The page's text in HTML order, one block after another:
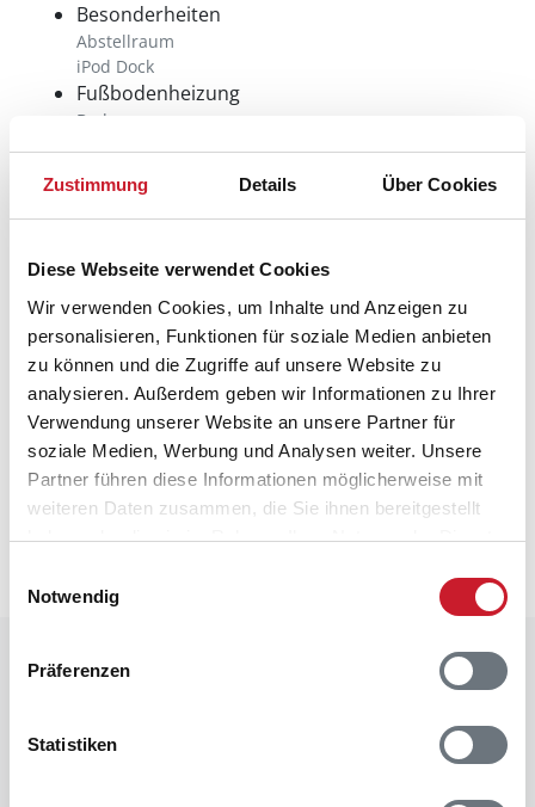
Zustimmung Details Über Cookies
Diese Webseite verwendet Cookies
Wir verwenden Cookies, um Inhalte und Anzeigen zu
personalisieren, Funktionen für soziale Medien anbieten
zu können und die Zugriffe auf unsere Website zu
analysieren. Außerdem geben wir Informationen zu Ihrer
Verwendung unserer Website an unsere Partner für
soziale Medien, Werbung und Analysen weiter. Unsere
Partner führen diese Informationen möglicherweise mit
weiteren Daten zusammen, die Sie ihnen bereitgestellt
haben oder die sie im Rahmen Ihrer Nutzung der Dienste
Notwendig
Präferenzen
Statistiken
Besonderheiten
Abstellraum
iPod Dock
Fußbodenheizung
Bad
Hauswechseltag
Sonntag
Kinderbett
Ladestation für Elektroautos
Luft-Wasser
Wärmepumpe
Luft-Wasser
Neben- und Verbrauchskosten
Die aktuellen Verbrauchskosten finden Sie im
Raumaufteilung